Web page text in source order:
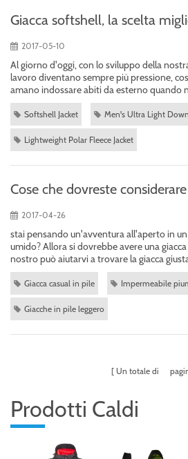
2017-05-10
Al giorno d'oggi, con lo sviluppo della
lavoro diventano sempre più pressione,
amano indossare abiti da esterno quando
Softshell Jacket Men's Ultra Light
Lightweight Polar Fleece Jacket
2017-04-26
stai pensando un'avventura all'aperto in
umido? Allora si dovrebbe avere una
nostro può aiutarvi a trovare la giacca
Giacca casual in pile Impermeabile
Giacche in pile leggero
Un totale di
Prodotti Caldi